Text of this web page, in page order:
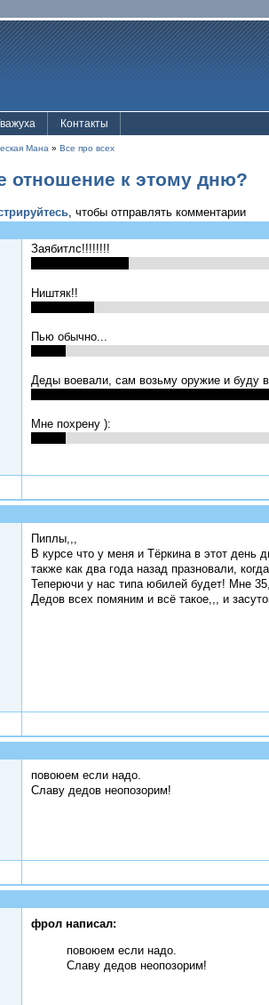
Контакты
Мана » Все про всех
отношение к этому дню?
, чтобы отправлять комментарии
Заябитлс!!!!!!!!
Ништяк!!
Пью обычно...
Деды воевали, сам возьму оружие и буду
Мне похрену ):
Пиплы,,,
В курсе что у меня и Тёркина в этот день
также как два года назад празновали,
Теперючи у нас типа юбилей будет! Мне
Дедов всех помяним и всё такое,,, и
повоюем если надо.
Славу дедов неопозорим!
фрол написал:
повоюем если надо.
Славу дедов неопозорим!